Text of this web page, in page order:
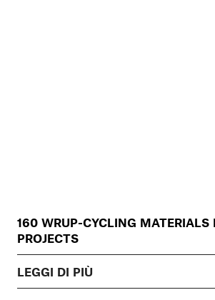
160 WRUP-CYCLING MATERIALS
PROJECTS
LEGGI DI PIÙ